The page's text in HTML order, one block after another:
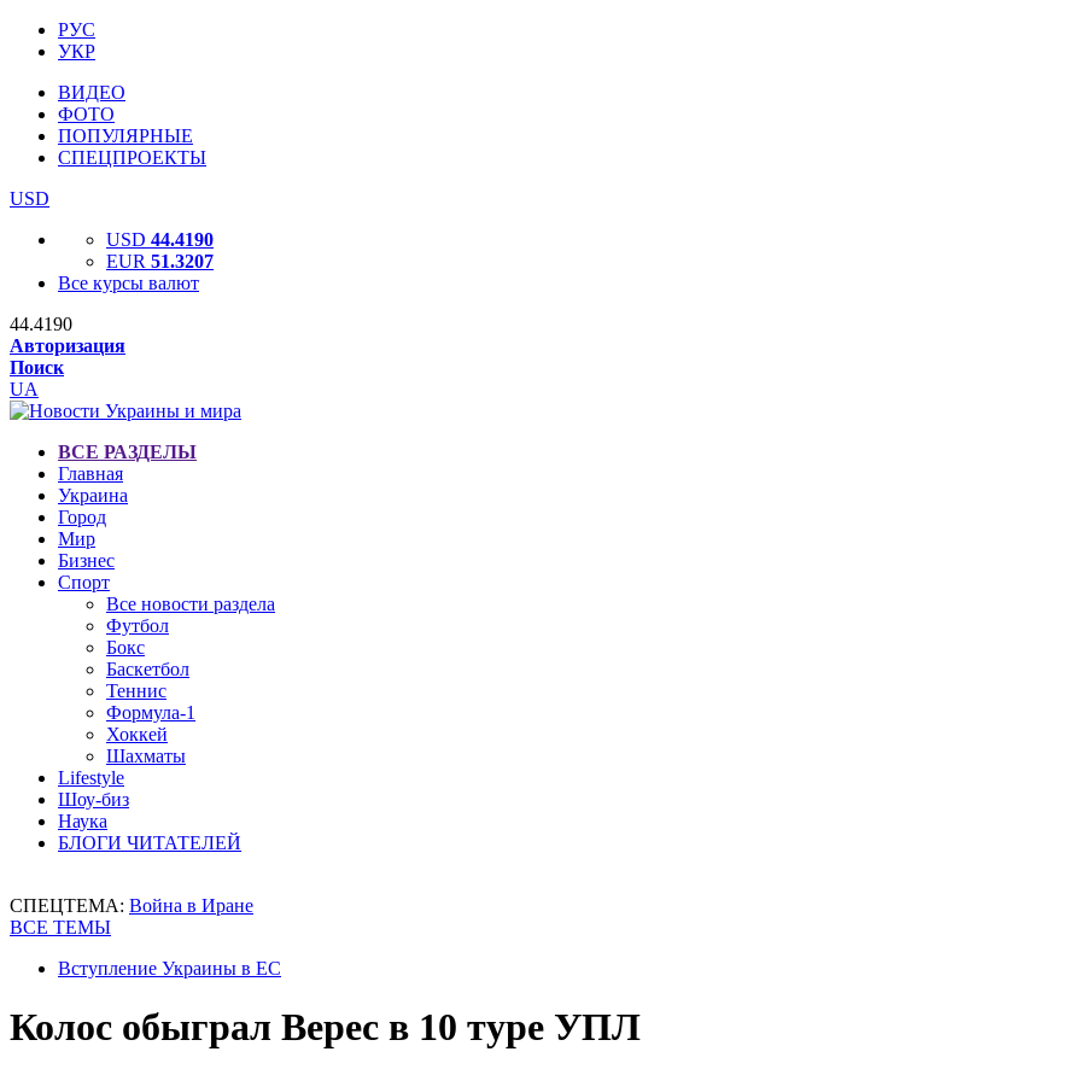
РУС
УКР
ВИДЕО
ФОТО
ПОПУЛЯРНЫЕ
СПЕЦПРОЕКТЫ
USD
USD 44.4190
EUR 51.3207
Все курсы валют
44.4190
Авторизация
Поиск
UA
ВСЕ РАЗДЕЛЫ
Главная
Украина
Город
Мир
Бизнес
Спорт
Все новости раздела
Футбол
Бокс
Баскетбол
Теннис
Формула-1
Хоккей
Шахматы
Lifestyle
Шоу-биз
Наука
БЛОГИ ЧИТАТЕЛЕЙ
СПЕЦТЕМА: Война в Иране
ВСЕ ТЕМЫ
Вступление Украины в ЕС
Колос обыграл Верес в 10 туре УПЛ